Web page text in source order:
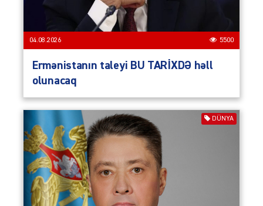
04.08.2026 5500
Ermənistanın taleyi BU TARİXDƏ həll
olunacaq
DÜNYA